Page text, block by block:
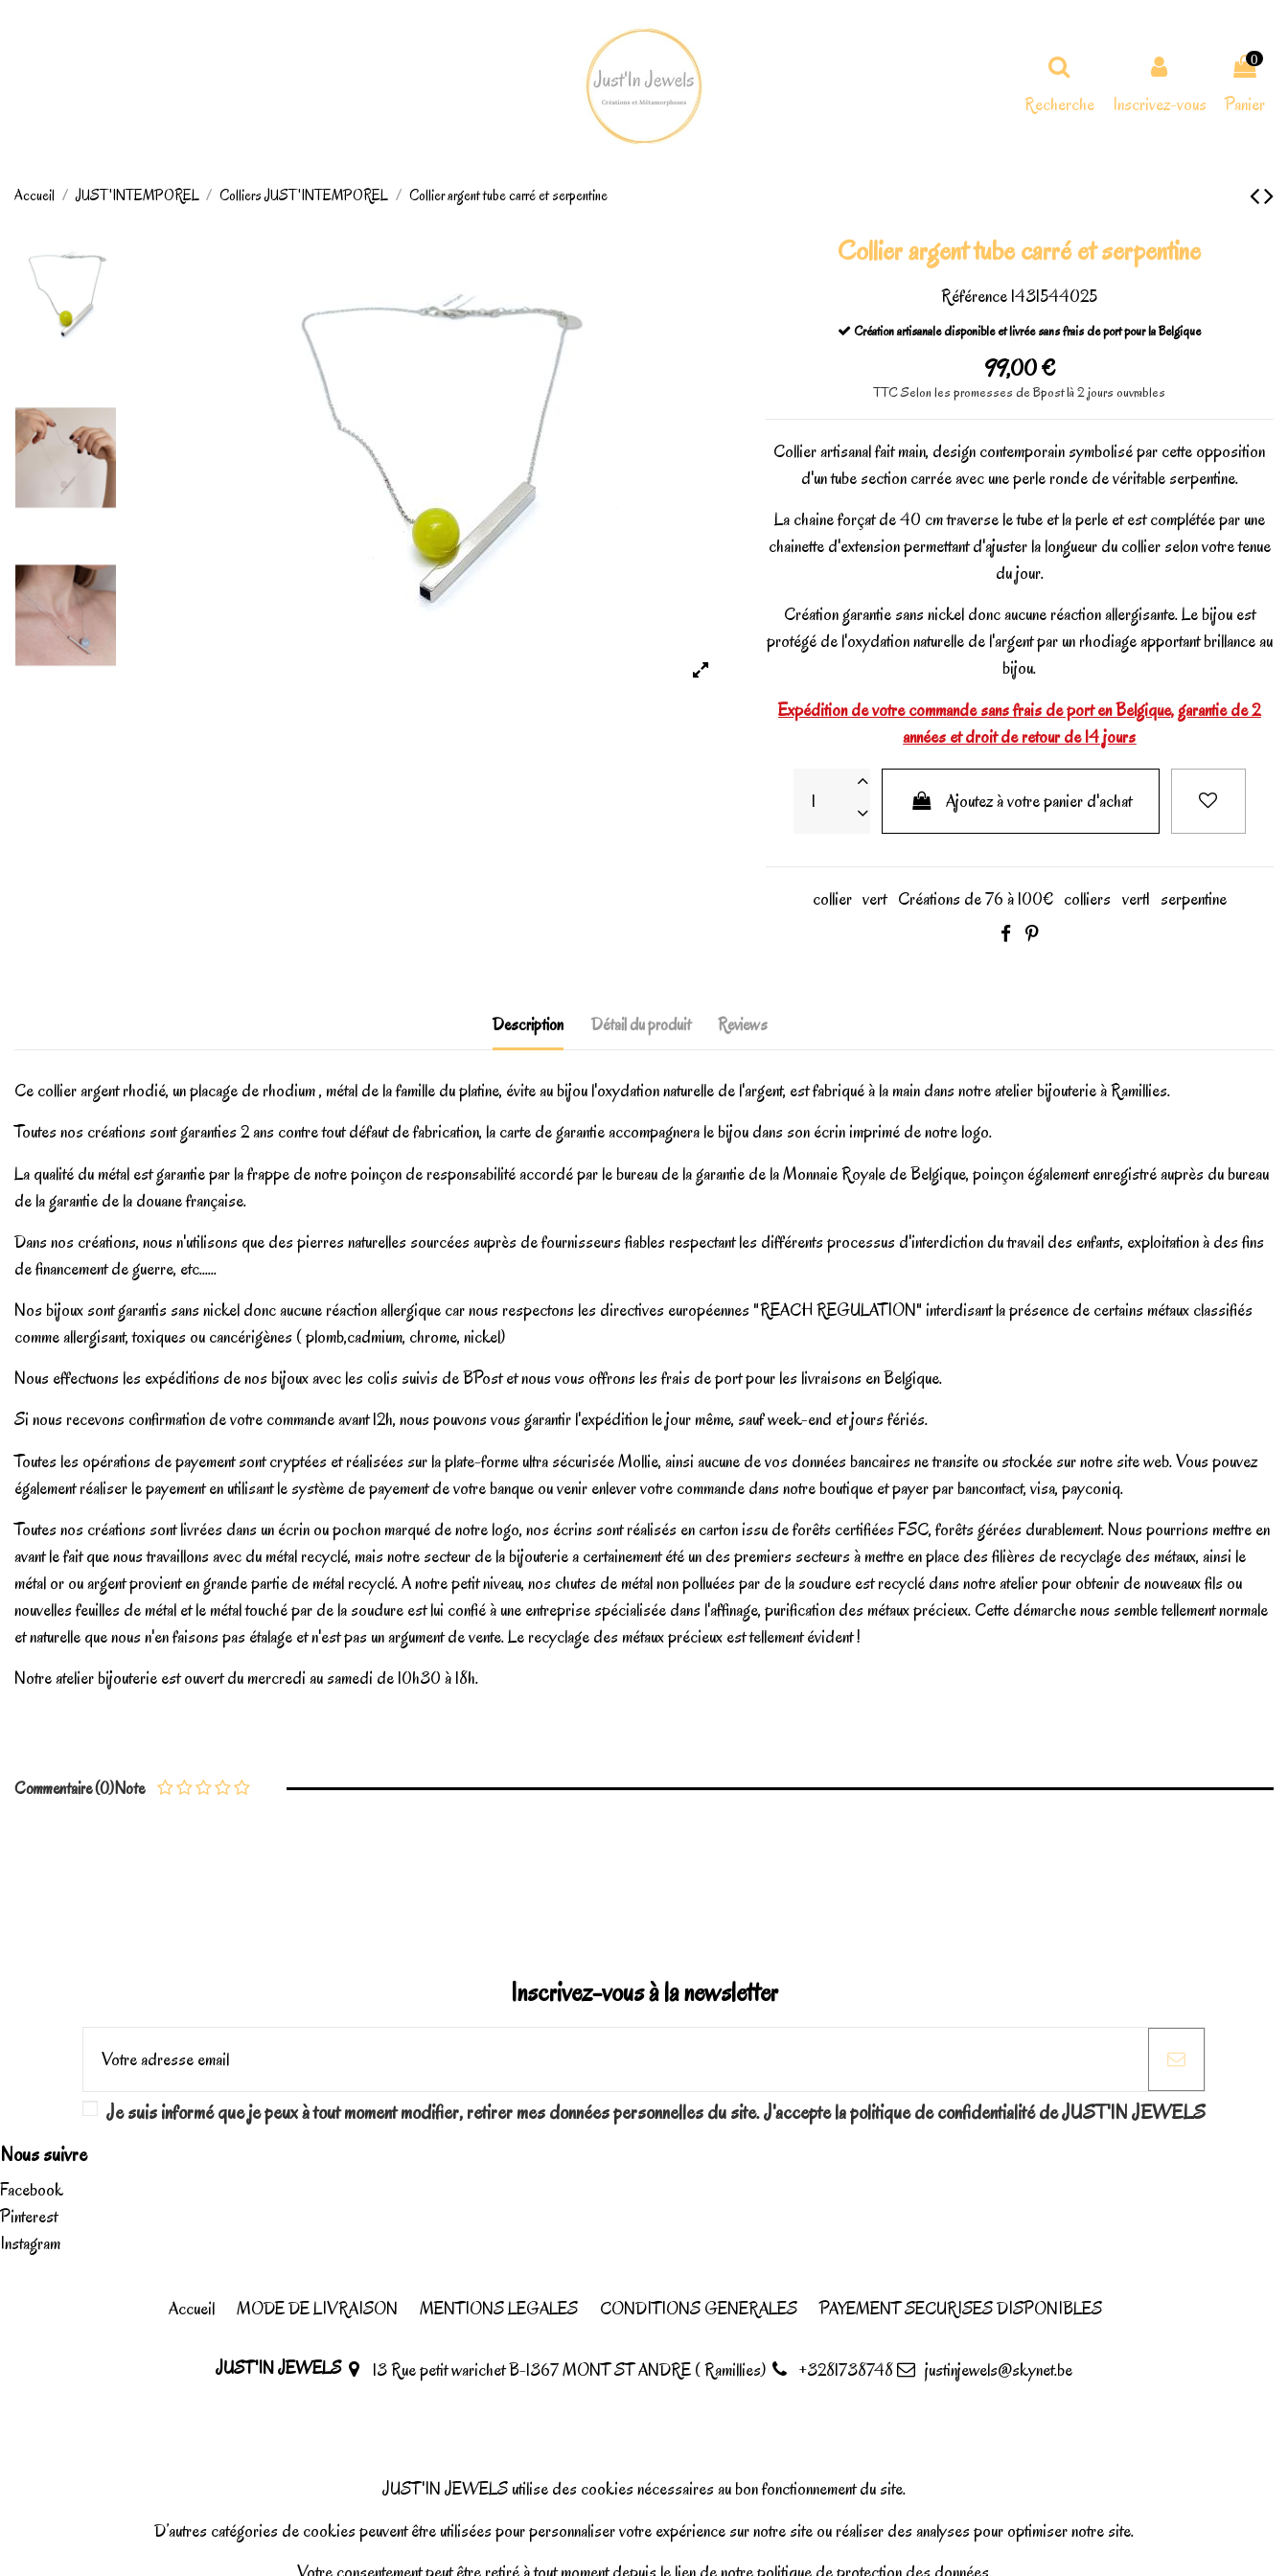
Recherche Inscrivez-vous
0
Panier
Accueil JUST'INTEMPOREL Colliers JUST'INTEMPOREL Collier argent tube carré et serpentine
Collier argent tube carré et serpentine
Référence 1431544025
Création artisanale disponible et livrée sans frais de port pour la Belgique
99,00 €
TTCSelon les promesses de Bpost 1à 2 jours ouvrables
Collier artisanal fait main, design contemporain symbolisé par cette opposition
d'un tube section carrée avec une perle ronde de véritable serpentine.
La chaine forçat de 40 cm traverse le tube et la perle et est complétée par une
chainette d'extension permettant d'ajuster la longueur du collier selon votre tenue
du jour.
Création garantie sans nickel donc aucune réaction allergisante. Le bijou est
protégé de l'oxydation naturelle de l'argent par un rhodiage apportant brillance au
bijou.
Expédition de votre commande sans frais de port en Belgique, garantie de 2
années et droit de retour de 14 jours
Ajoutez à votre panier d'achat
collier vert Créations de 76 à 100€ colliers vert1 serpentine
Description Détail du produit Reviews
Ce collier argent rhodié, un placage de rhodium , métal de la famille du platine, évite au bijou l'oxydation naturelle de l'argent, est fabriqué à la main dans notre atelier bijouterie à Ramillies.
Toutes nos créations sont garanties 2 ans contre tout défaut de fabrication, la carte de garantie accompagnera le bijou dans son écrin imprimé de notre logo.
La qualité du métal est garantie par la frappe de notre poinçon de responsabilité accordé par le bureau de la garantie de la Monnaie Royale de Belgique, poinçon également enregistré auprès du bureau
de la garantie de la douane française.
Dans nos créations, nous n'utilisons que des pierres naturelles sourcées auprès de fournisseurs fiables respectant les différents processus d'interdiction du travail des enfants, exploitation à des fins
de financement de guerre, etc......
Nos bijoux sont garantis sans nickel donc aucune réaction allergique car nous respectons les directives européennes "REACH REGULATION" interdisant la présence de certains métaux classifiés
comme allergisant, toxiques ou cancérigènes ( plomb,cadmium, chrome, nickel)
Nous effectuons les expéditions de nos bijoux avec les colis suivis de BPost et nous vous offrons les frais de port pour les livraisons en Belgique.
Si nous recevons confirmation de votre commande avant 12h, nous pouvons vous garantir l'expédition le jour même, sauf week-end et jours fériés.
Toutes les opérations de payement sont cryptées et réalisées sur la plate-forme ultra sécurisée Mollie, ainsi aucune de vos données bancaires ne transite ou stockée sur notre site web. Vous pouvez
également réaliser le payement en utilisant le système de payement de votre banque ou venir enlever votre commande dans notre boutique et payer par bancontact, visa, payconiq.
Toutes nos créations sont livrées dans un écrin ou pochon marqué de notre logo, nos écrins sont réalisés en carton issu de forêts certifiées FSC, forêts gérées durablement. Nous pourrions mettre en
avant le fait que nous travaillons avec du métal recyclé, mais notre secteur de la bijouterie a certainement été un des premiers secteurs à mettre en place des filières de recyclage des métaux, ainsi le
métal or ou argent provient en grande partie de métal recyclé. A notre petit niveau, nos chutes de métal non polluées par de la soudure est recyclé dans notre atelier pour obtenir de nouveaux fils ou
nouvelles feuilles de métal et le métal touché par de la soudure est lui confié à une entreprise spécialisée dans l'affinage, purification des métaux précieux. Cette démarche nous semble tellement normale
et naturelle que nous n'en faisons pas étalage et n'est pas un argument de vente. Le recyclage des métaux précieux est tellement évident !
Notre atelier bijouterie est ouvert du mercredi au samedi de 10h30 à 18h.
Note
Commentaire (0)
Inscrivez-vous à la newsletter
Je suis informé que je peux à tout moment modifier, retirer mes données personnelles du site. J'accepte la politique de confidentialité de JUST'IN JEWELS
Nous suivre
Facebook
Pinterest
Instagram
Accueil MODE DE LIVRAISON MENTIONS LEGALES CONDITIONS GENERALES PAYEMENT SECURISES DISPONIBLES
JUST'IN JEWELS 13 Rue petit warichet B-1367 MONT ST ANDRE ( Ramillies) +3281738748 justinjewels@skynet.be
JUST'IN JEWELS utilise des cookies nécessaires au bon fonctionnement du site.
D’autres catégories de cookies peuvent être utilisées pour personnaliser votre expérience sur notre site ou réaliser des analyses pour optimiser notre site.